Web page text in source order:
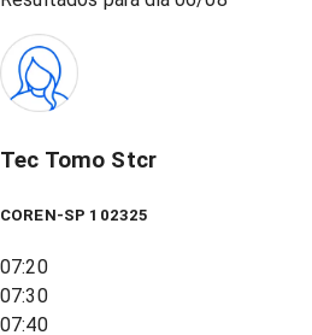
Tec Tomo Stcr
COREN-SP 102325
07:20
07:30
07:40